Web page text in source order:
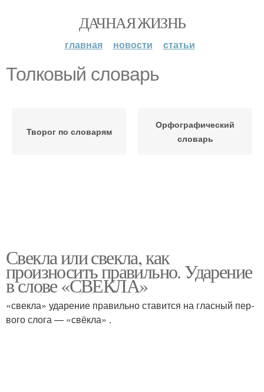
ДАЧНАЯ ЖИЗНЬ
главная новости статьи
Толковый словарь
Творог по словарям
Орфографический
словарь
Свекла или свекла, как
произносить правильно. Ударение
в слове «СВЕКЛА»
«свек­ла» уда­ре­ние пра­виль­но ста­вит­ся на глас­ный пер­
во­го сло­га — «свёк­ла» .